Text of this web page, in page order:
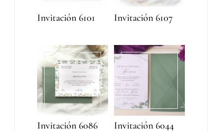
Invitación 6101 Invitación 6107
Invitación 6086 Invitación 6044